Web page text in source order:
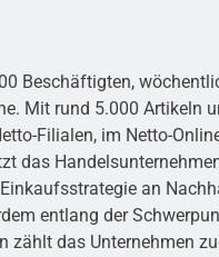
Beschäftigten,
Mit rund 5.000
Filialen, im Netto-
das
an
entlang der
das Unternehmen